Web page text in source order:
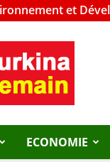
et
ECONOMIE